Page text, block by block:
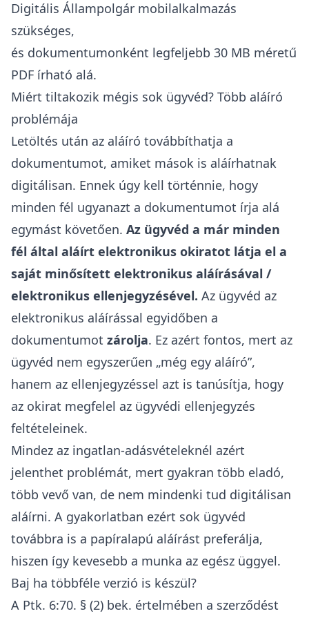
Digitális Állampolgár mobilalkalmazás
szükséges,
és dokumentumonként legfeljebb 30 MB méretű
PDF írható alá.
Miért tiltakozik mégis sok ügyvéd? Több aláíró
problémája
Letöltés után az aláíró továbbíthatja a
dokumentumot, amiket mások is aláírhatnak
digitálisan. Ennek úgy kell történnie, hogy
minden fél ugyanazt a dokumentumot írja alá
egymást követően. Az ügyvéd a már minden
fél által aláírt elektronikus okiratot látja el a
saját minősített elektronikus aláírásával /
elektronikus ellenjegyzésével. Az ügyvéd az
elektronikus aláírással egyidőben a
dokumentumot zárolja. Ez azért fontos, mert az
ügyvéd nem egyszerűen „még egy aláíró”,
hanem az ellenjegyzéssel azt is tanúsítja, hogy
az okirat megfelel az ügyvédi ellenjegyzés
feltételeinek.
Mindez az ingatlan-adásvételeknél azért
jelenthet problémát, mert gyakran több eladó,
több vevő van, de nem mindenki tud digitálisan
aláírni. A gyakorlatban ezért sok ügyvéd
továbbra is a papíralapú aláírást preferálja,
hiszen így kevesebb a munka az egész üggyel.
Baj ha többféle verzió is készül?
A Ptk. 6:70. § (2) bek. értelmében a szerződést